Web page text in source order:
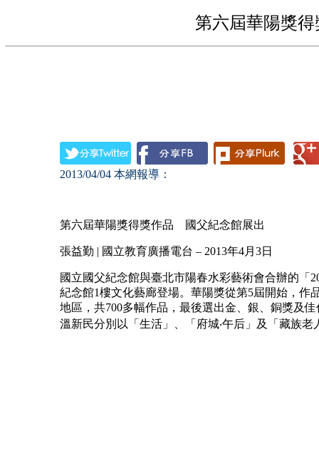
第六屆華陽獎
2013/04/04 本網報導：
第六屆華陽獎得獎作品 國父紀念館展出
張益勤 | 國立教育廣播電台 – 2013年4月3日
國立國父紀念館與臺北市陽春水彩藝術會合辦的「
紀念館1樓文化藝廊登場。華陽獎從第5屆開始，
地區，共700多幅作品，最後選出金、銀、銅獎及
溫新民分別以「生活」、「府城‧午后」及「藏族